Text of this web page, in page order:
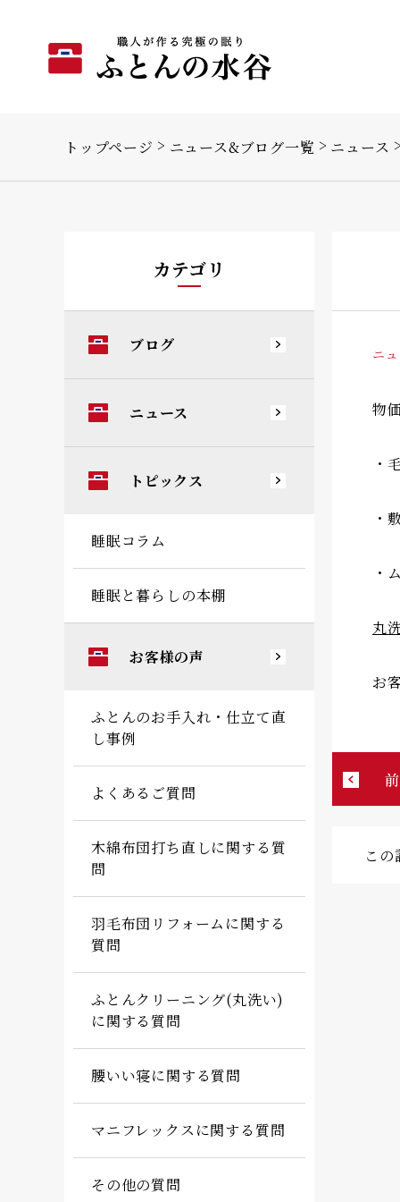
トップページ ニュース&ブログ一覧 ニュース
ニ
物
・
・
・
丸
お
こ
カテゴリ
ブログ
ニュース
トピックス
睡眠コラム
睡眠と暮らしの本棚
お客様の声
ふとんのお手入れ・仕立て直
し事例
よくあるご質問
木綿布団打ち直しに関する質
問
羽毛布団リフォームに関する
質問
ふとんクリーニング(丸洗い)
に関する質問
腰いい寝に関する質問
マニフレックスに関する質問
その他の質問